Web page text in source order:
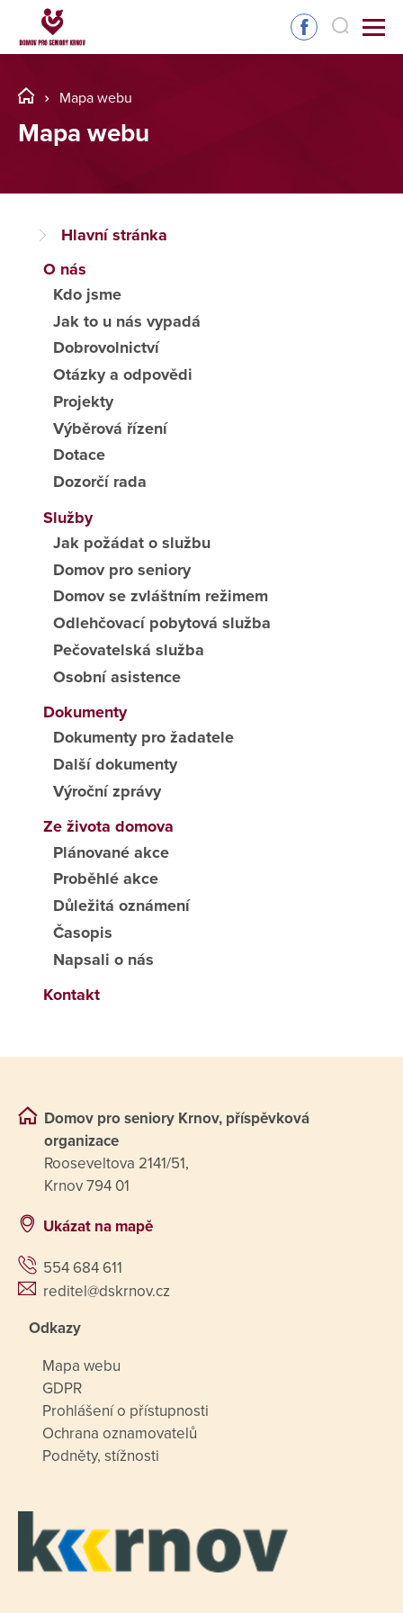
Mapa webu
Mapa webu
Hlavní stránka
O nás
Kdo jsme
Jak to u nás vypadá
Dobrovolnictví
Otázky a odpovědi
Projekty
Výběrová řízení
Dotace
Dozorčí rada
Služby
Jak požádat o službu
Domov pro seniory
Domov se zvláštním režimem
Odlehčovací pobytová služba
Pečovatelská služba
Osobní asistence
Dokumenty
Dokumenty pro žadatele
Další dokumenty
Výroční zprávy
Ze života domova
Plánované akce
Proběhlé akce
Důležitá oznámení
Časopis
Napsali o nás
Kontakt
Domov pro seniory Krnov, příspěvková
organizace
Rooseveltova 2141/51,
Krnov 794 01
Ukázat na mapě
554 684 611
reditel@dskrnov.cz
Odkazy
Mapa webu
GDPR
Prohlášení o přístupnosti
Ochrana oznamovatelů
Podněty, stížnosti